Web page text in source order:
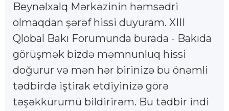
Beynəlxalq Mərkəzinin həmsədri
olmaqdan şərəf hissi duyuram. XIII
Qlobal Bakı Forumunda burada - Bakıda
görüşmək bizdə məmnunluq hissi
doğurur və mən hər birinizə bu önəmli
tədbirdə iştirak etdiyinizə görə
təşəkkürümü bildirirəm. Bu tədbir indi